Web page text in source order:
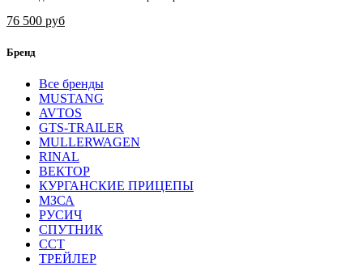
76 500 руб
Бренд
Все бренды
MUSTANG
AVTOS
GTS-TRAILER
MULLERWAGEN
RINAL
ВЕКТОР
КУРГАНСКИЕ ПРИЦЕПЫ
МЗСА
РУСИЧ
СПУТНИК
ССТ
ТРЕЙЛЕР